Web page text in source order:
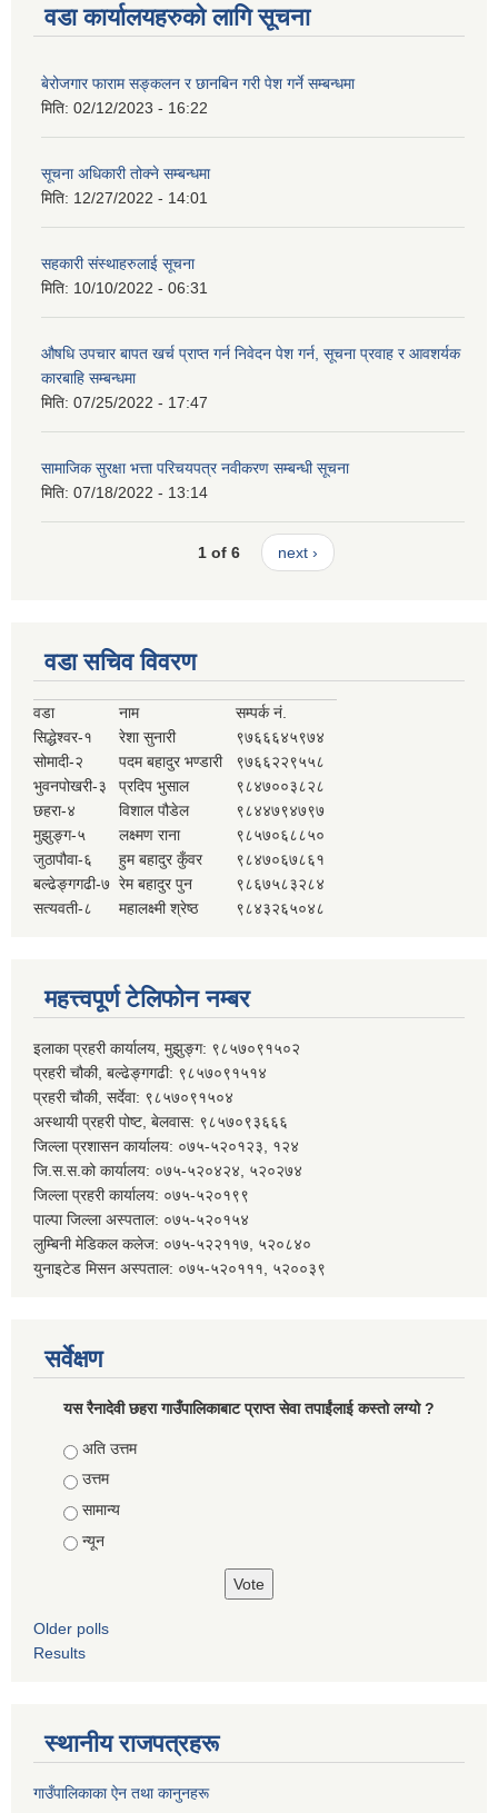
वडा कार्यालयहरुको लागि सूचना
बेरोजगार फाराम सङ्कलन र छानबिन गरी पेश गर्ने सम्बन्धमा
मिति: 02/12/2023 - 16:22
सूचना अधिकारी तोक्ने सम्बन्धमा
मिति: 12/27/2022 - 14:01
सहकारी संस्थाहरुलाई सूचना
मिति: 10/10/2022 - 06:31
औषधि उपचार बापत खर्च प्राप्त गर्न निवेदन पेश गर्न, सूचना प्रवाह र आवशर्यक
कारबाहि सम्बन्धमा
मिति: 07/25/2022 - 17:47
सामाजिक सुरक्षा भत्ता परिचयपत्र नवीकरण सम्बन्धी सूचना
मिति: 07/18/2022 - 13:14
1 of 6 next ›
वडा सचिव विवरण
वडा नाम
सम्पर्क नं.
सिद्धेश्वर-१
रेशा सुनारी
९७६६६४५९७४
सोमादी-२
पदम बहादुर भण्डारी
९७६६२२९५५८
भुवनपोखरी-३
प्रदिप भुसाल
९८४७००३८२८
छहरा-४
विशाल पौडेल
९८४४७९४७९७
मुझुङ्ग-५
लक्ष्मण राना
९८५७०६८८५०
जुठापौवा-६
हुम बहादुर कुँवर
९८४७०६७८६१
बल्ढेङ्गगढी-७ रेम बहादुर पुन
९८६७५८३२८४
सत्यवती-८
महालक्ष्मी श्रेष्ठ ९८४३२६५०४८
महत्त्वपूर्ण टेलिफोन नम्बर
इलाका प्रहरी कार्यालय, मुझुङ्ग: ९८५७०९१५०२
प्रहरी चौकी, बल्ढेङ्गगढी: ९८५७०९१५१४
प्रहरी चौकी, सर्देवा: ९८५७०९१५०४
अस्थायी प्रहरी पोष्ट, बेलवास: ९८५७०९३६६६
जिल्ला प्रशासन कार्यालय: ०७५-५२०१२३, १२४
जि.स.स.को कार्यालय: ०७५-५२०४२४, ५२०२७४
जिल्ला प्रहरी कार्यालय: ०७५-५२०१९९
पाल्पा जिल्ला अस्पताल: ०७५-५२०१५४
लुम्बिनी मेडिकल कलेज: ०७५-५२२११७, ५२०८४०
युनाइटेड मिसन अस्पताल: ०७५-५२०१११, ५२००३९
सर्वेक्षण
यस रैनादेवी छहरा गाउँपालिकाबाट प्राप्त सेवा तपाईंलाई कस्तो लग्यो ?
Choices
अति उत्तम
उत्तम
सामान्य
न्यून
Older polls
Results
स्थानीय राजपत्रहरू
गाउँपालिकाका ऐन तथा कानुनहरू